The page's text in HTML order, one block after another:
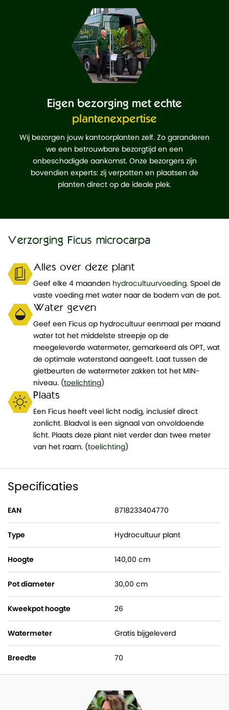
Eigen bezorging met echte
plantenexpertise
Wij bezorgen jouw kantoorplanten zelf. Zo garanderen
we een betrouwbare bezorgtijd en een
onbeschadigde aankomst. Onze bezorgers zijn
bovendien experts: zij verpotten en plaatsen de
planten direct op de ideale plek.
Verzorging Ficus microcarpa
Alles over deze plant
Geef elke 4 maanden hydrocultuurvoeding. Spoel de
vaste voeding met water naar de bodem van de pot.
Water geven
Geef een Ficus op hydrocultuur eenmaal per maand
water tot het middelste streepje op de
meegeleverde watermeter, gemarkeerd als OPT, wat
de optimale waterstand aangeeft. Laat tussen de
gietbeurten de watermeter zakken tot het MIN-
niveau. (toelichting)
Plaats
Een Ficus heeft veel licht nodig, inclusief direct
zonlicht. Bladval is een signaal van onvoldoende
licht. Plaats deze plant niet verder dan twee meter
van het raam. (toelichting)
Specificaties
EAN 8718233404770
Type Hydrocultuur plant
Hoogte 140,00 cm
Pot diameter 30,00 cm
Kweekpot hoogte 26
Watermeter Gratis bijgeleverd
Breedte 70